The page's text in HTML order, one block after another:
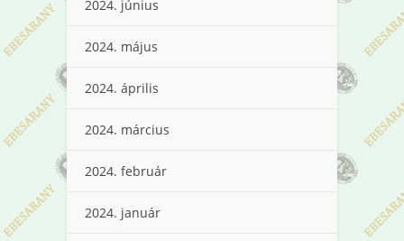
2024. június
2024. május
2024. április
2024. március
2024. február
2024. január